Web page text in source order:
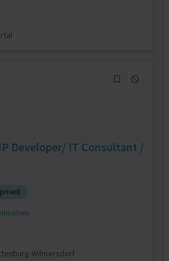
Developer/ IT Consultant /
Wilmersdorf